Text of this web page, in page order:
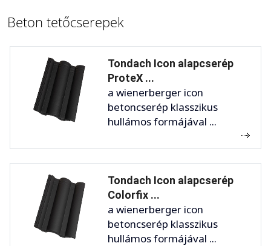
Beton tetőcserepek
Tondach Icon alapcserép
ProteX ...
a wienerberger icon
betoncserép klasszikus
hullámos formájával ...
Tondach Icon alapcserép
Colorfix ...
a wienerberger icon
betoncserép klasszikus
hullámos formájával ...